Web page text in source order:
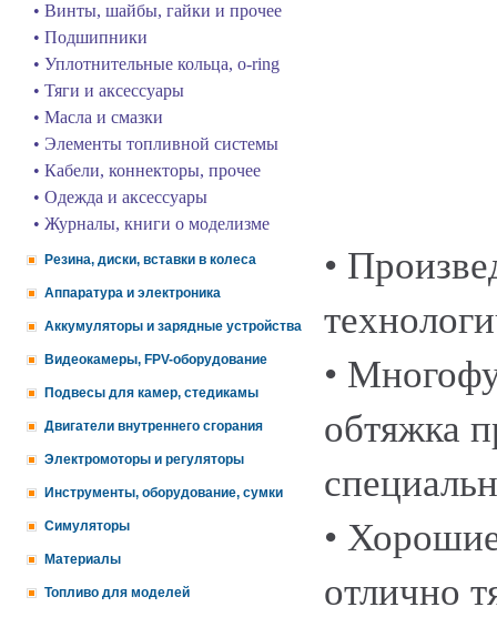
• Винты, шайбы, гайки и прочее
• Подшипники
• Уплотнительные кольца, o-ring
• Тяги и аксессуары
• Масла и смазки
• Элементы топливной системы
• Кабели, коннекторы, прочее
• Одежда и аксессуары
• Журналы, книги о моделизме
Резина, диски, вставки в колеса
Аппаратура и электроника
Аккумуляторы и зарядные устройства
Видеокамеры, FPV-оборудование
Подвесы для камер, стедикамы
Двигатели внутреннего сгорания
Электромоторы и регуляторы
Инструменты, оборудование, сумки
Симуляторы
Материалы
Топливо для моделей
•
•
обтяжка
•
отлично